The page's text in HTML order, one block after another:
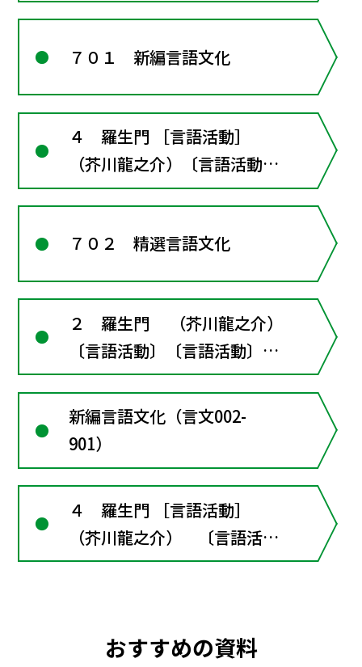
〔言語活動〕翻案作品を原作
７０１ 新編言語文化
４ 羅生門 ［言語活動］
（芥川龍之介）〔言語活動〕
元になった古典作品と読み比
７０２ 精選言語文化
２ 羅生門 （芥川龍之介）
〔言語活動〕〔言語活動〕翻
案作品を原作と読み比べる
新編言語文化（言文002-
901）
４ 羅生門 ［言語活動］
（芥川龍之介） 〔言語活
動〕元になった古典作品と読
おすすめの資料